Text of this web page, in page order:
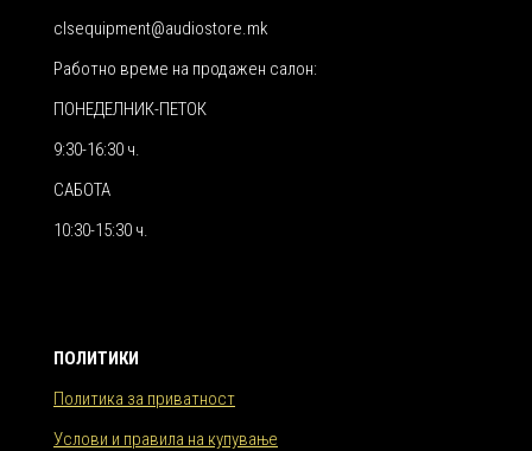
clsequipment@audiostore.mk
Работно време на продажен салон:
ПОНЕДЕЛНИК-ПЕТОК
9:30-16:30 ч.
САБОТА
10:30-15:30 ч.
ПОЛИТИКИ
Политика за приватност
Услови и правила на купување